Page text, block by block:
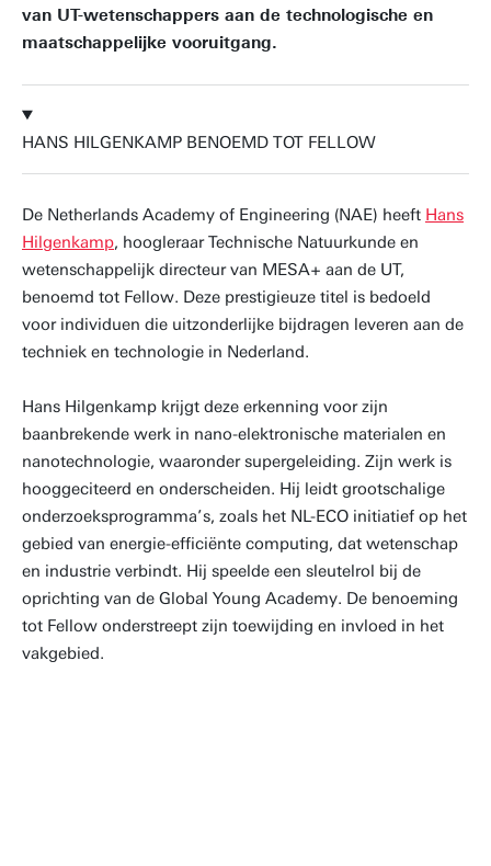
van UT-wetenschappers aan de technologische en
maatschappelijke vooruitgang.
HANS HILGENKAMP BENOEMD TOT FELLOW
De Netherlands Academy of Engineering (NAE) heeft Hans
Hilgenkamp, hoogleraar Technische Natuurkunde en
wetenschappelijk directeur van MESA+ aan de UT,
benoemd tot Fellow. Deze prestigieuze titel is bedoeld
voor individuen die uitzonderlijke bijdragen leveren aan de
techniek en technologie in Nederland.
Hans Hilgenkamp krijgt deze erkenning voor zijn
baanbrekende werk in nano-elektronische materialen en
nanotechnologie, waaronder supergeleiding. Zijn werk is
hooggeciteerd en onderscheiden. Hij leidt grootschalige
onderzoeksprogramma’s, zoals het NL-ECO initiatief op het
gebied van energie-efficiënte computing, dat wetenschap
en industrie verbindt. Hij speelde een sleutelrol bij de
oprichting van de Global Young Academy. De benoeming
tot Fellow onderstreept zijn toewijding en invloed in het
vakgebied.